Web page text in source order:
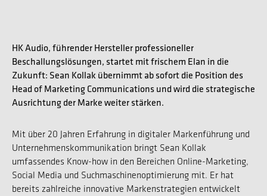
HK Audio, führender Hersteller professioneller
Beschallungslösungen, startet mit frischem Elan in die
Zukunft: Sean Kollak übernimmt ab sofort die Position des
Head of Marketing Communications und wird die strategische
Ausrichtung der Marke weiter stärken.
Mit über 20 Jahren Erfahrung in digitaler Markenführung und
Unternehmenskommunikation bringt Sean Kollak
umfassendes Know-how in den Bereichen Online-Marketing,
Social Media und Suchmaschinenoptimierung mit. Er hat
bereits zahlreiche innovative Markenstrategien entwickelt